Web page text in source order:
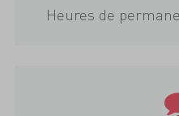
Heures de